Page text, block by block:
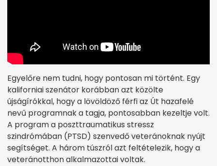
Egyelőre nem tudni, hogy pontosan mi történt. Egy
kaliforniai szenátor korábban azt közölte
újságírókkal, hogy a lövöldöző férfi az Út hazafelé
nevű programnak a tagja, pontosabban kezeltje volt.
A program a poszttraumatikus stressz
szindrómában (PTSD) szenvedő veteránoknak nyújt
segítséget. A három túszról azt feltételezik, hogy a
veteránotthon alkalmazottai voltak.